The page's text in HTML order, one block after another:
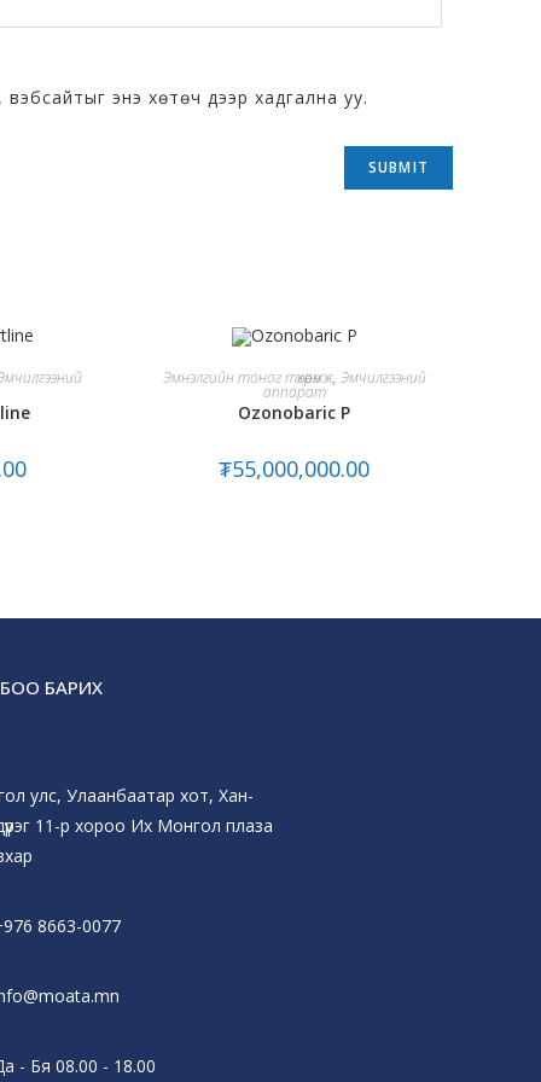
энэ хөтөч дээр хадгална уу.
ADD TO CART
Эмнэлгийн тоног төхөөрөмж, Эмчилгээний
аппарат
Ozonobaric P
₮55,000,000.00
БАРИХ
улс, Улаанбаатар хот, Хан-
11-р хороо Их Монгол плаза
8663-0077
- Бя 08.00 - 18.00